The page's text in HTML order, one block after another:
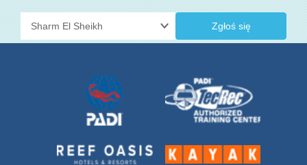
Zgłoś się